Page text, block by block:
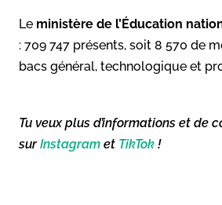
Le ministère de l’Éducation
: 709 747 présents, soit 8 570 de
bacs général, technologique et
Tu veux plus d’informations et de
surInstagram et TikTok !